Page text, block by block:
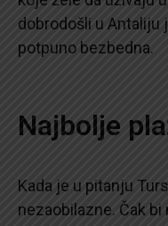
dobrodošli u Antaliju
potpuno bezbedna.
Najbolje
Kada je u pitanju
nezaobilazne. Čak bi